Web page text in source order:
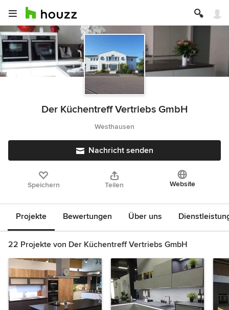
Der Küchentreff Vertriebs GmbH
Westhausen
Nachricht senden
Speichern Teilen Website
Projekte Bewertungen Über uns
22 Projekte von Der Küchentreff Vertriebs GmbH